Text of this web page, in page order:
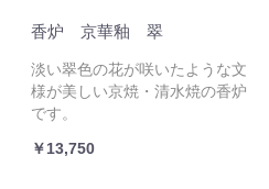
香炉 京華釉 翠
淡い翠色の花が咲いたような文
様が美しい京焼・清水焼の香炉
です。
￥13,750